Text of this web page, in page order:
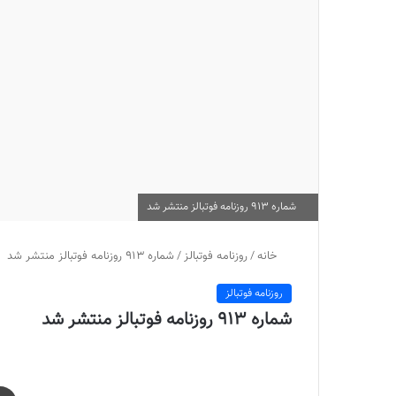
شماره 913 روزنامه فوتبالز منتشر شد
خانه/روزنامه فوتبالز/شماره 913 روزنامه فوتبالز منتشر شد
روزنامه فوتبالز
شماره 913 روزنامه فوتبالز منتشر شد